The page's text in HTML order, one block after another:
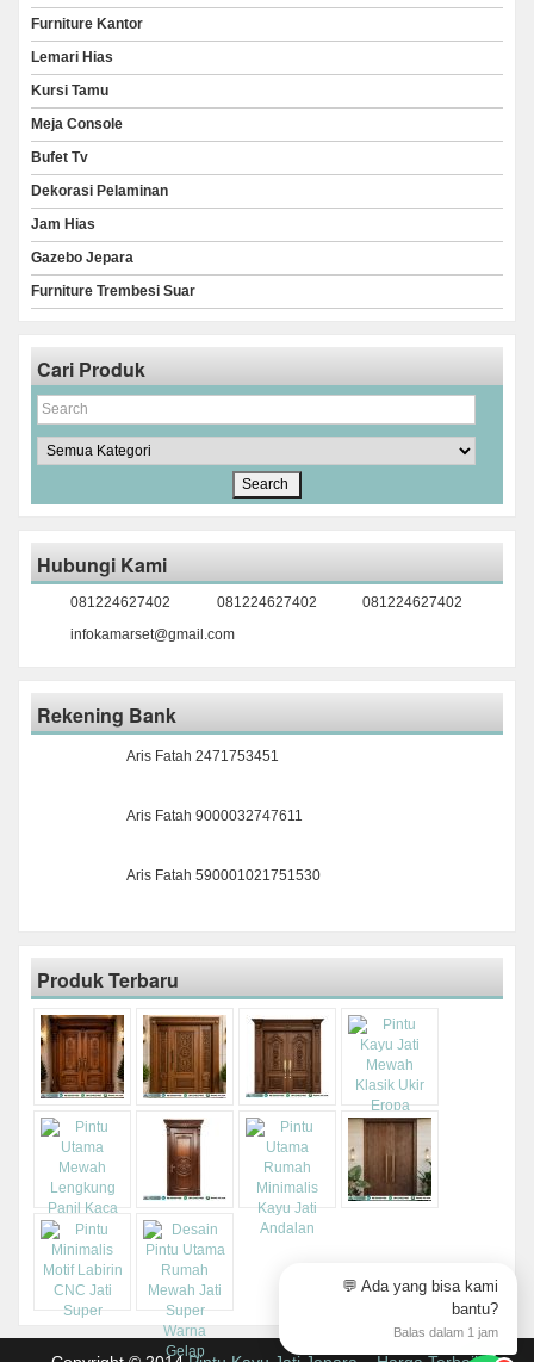
Furniture Kantor
Lemari Hias
Kursi Tamu
Meja Console
Bufet Tv
Dekorasi Pelaminan
Jam Hias
Gazebo Jepara
Furniture Trembesi Suar
Cari Produk
Hubungi Kami
081224627402 081224627402
081224627402
infokamarset@gmail.com
Rekening Bank
Aris Fatah 2471753451
Aris Fatah 9000032747611
Aris Fatah 590001021751530
Produk Terbaru
💬 Ada yang bisa kami
bantu?
Balas dalam 1 jam